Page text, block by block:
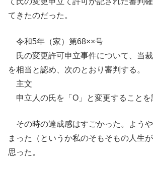
てきたのだった。
令和5年（家）第68××号
氏の変更許可申立事件について、当
を相当と認め、次のとおり審判する。
主文
申立人の氏を「O」と変更することを
その時の達成感はすごかった。よう
まった（というか私のそもそもの人生
思った。